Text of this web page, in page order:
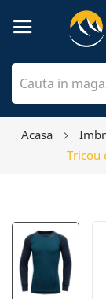
Acasa
Tricou